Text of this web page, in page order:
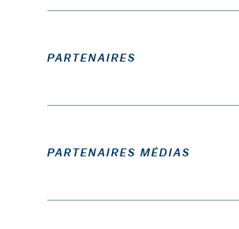
PARTENAIRES
PARTENAIRES MÉDIAS